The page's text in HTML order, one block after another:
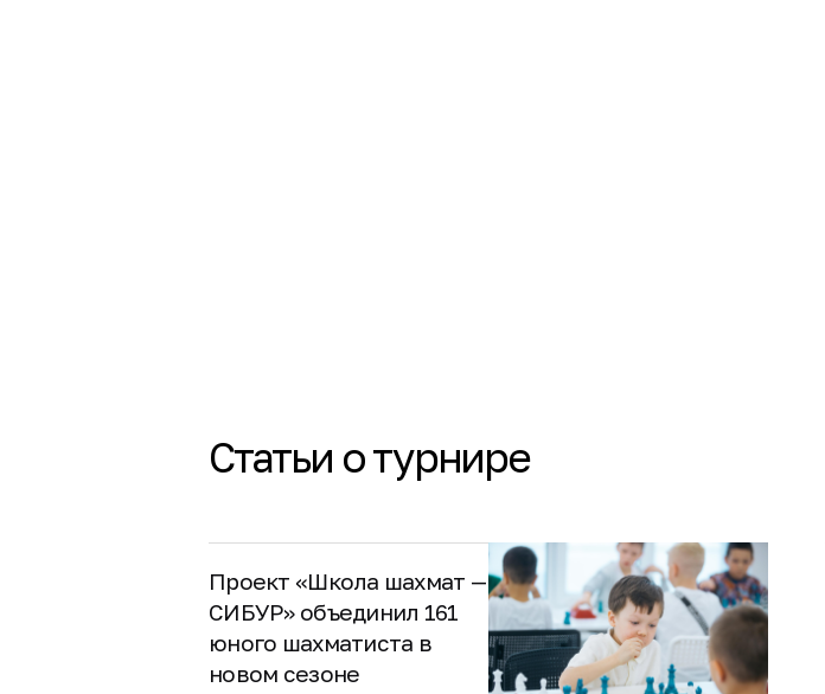
Статьи о турнире
Проект «Школа шахмат —
СИБУР» объединил 161
юного шахматиста в
новом сезоне